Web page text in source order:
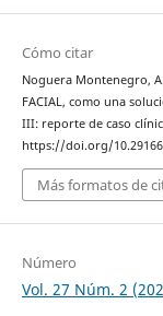
Cómo citar
Noguera Montenegro, A.
FACIAL, como una
III: reporte de caso
https://doi.org/
Más formatos de
Número
Vol. 27 Núm. 2